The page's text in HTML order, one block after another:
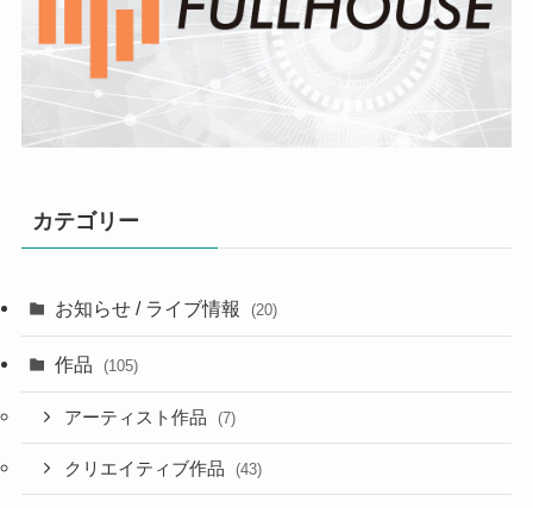
カテゴリー
お知らせ / ライブ情報 (20)
作品 (105)
アーティスト作品 (7)
クリエイティブ作品 (43)